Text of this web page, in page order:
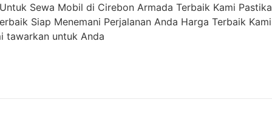
Sewa Mobil di Cirebon Armada Terbaik Kami
Siap Menemani Perjalanan Anda Harga Terbaik
tawarkan untuk Anda